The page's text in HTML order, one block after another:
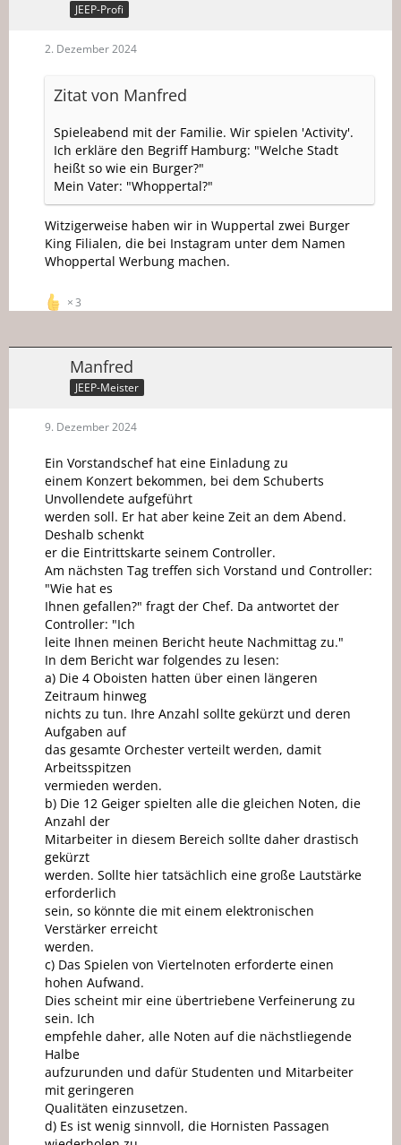
JEEP-Profi
2. Dezember 2024
Zitat von Manfred
Spieleabend mit der Familie. Wir spielen 'Activity'.
Ich erkläre den Begriff Hamburg: "Welche Stadt
heißt so wie ein Burger?"
Mein Vater: "Whoppertal?"
Witzigerweise haben wir in Wuppertal zwei Burger
King Filialen, die bei Instagram unter dem Namen
Whoppertal Werbung machen.
3
Manfred
JEEP-Meister
9. Dezember 2024
Ein Vorstandschef hat eine Einladung zu
einem Konzert bekommen, bei dem Schuberts
Unvollendete aufgeführt
werden soll. Er hat aber keine Zeit an dem Abend.
Deshalb schenkt
er die Eintrittskarte seinem Controller.
Am nächsten Tag treffen sich Vorstand und Controller:
"Wie hat es
Ihnen gefallen?" fragt der Chef. Da antwortet der
Controller: "Ich
leite Ihnen meinen Bericht heute Nachmittag zu."
In dem Bericht war folgendes zu lesen:
a) Die 4 Oboisten hatten über einen längeren
Zeitraum hinweg
nichts zu tun. Ihre Anzahl sollte gekürzt und deren
Aufgaben auf
das gesamte Orchester verteilt werden, damit
Arbeitsspitzen
vermieden werden.
b) Die 12 Geiger spielten alle die gleichen Noten, die
Anzahl der
Mitarbeiter in diesem Bereich sollte daher drastisch
gekürzt
werden. Sollte hier tatsächlich eine große Lautstärke
erforderlich
sein, so könnte die mit einem elektronischen
Verstärker erreicht
werden.
c) Das Spielen von Viertelnoten erforderte einen
hohen Aufwand.
Dies scheint mir eine übertriebene Verfeinerung zu
sein. Ich
empfehle daher, alle Noten auf die nächstliegende
Halbe
aufzurunden und dafür Studenten und Mitarbeiter
mit geringeren
Qualitäten einzusetzen.
d) Es ist wenig sinnvoll, die Hornisten Passagen